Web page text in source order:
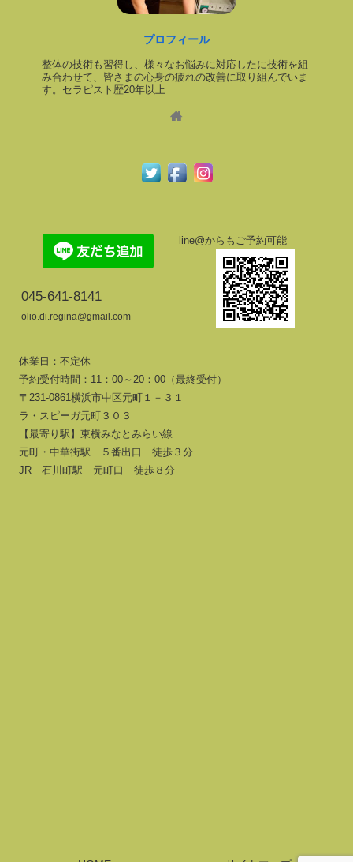
プロフィール
整体の技術も習得し、様々なお悩みに対応したに技術を組
み合わせて、皆さまの心身の疲れの改善に取り組んでいま
す。セラピスト歴20年以上
045-641-8141
olio.di.regina@gmail.com
line@からもご予約可能
休業日：不定休
予約受付時間：11：00～20：00（最終受付）
〒231-0861横浜市中区元町１－３１
ラ・スピーガ元町３０３
【最寄り駅】東横みなとみらい線
元町・中華街駅 ５番出口 徒歩３分
JR 石川町駅 元町口 徒歩８分